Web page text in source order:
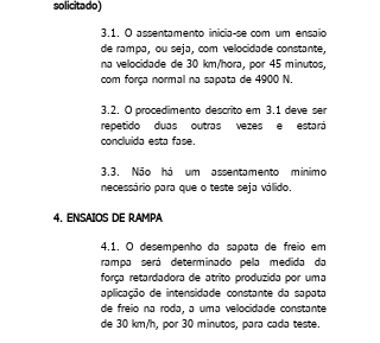
solicitado)
3.1. O assentamento inicia-se com um ensaio
de rampa, ou seja, com velocidade constante,
na velocidade de 30 km/hora, por 45 minutos,
com força normal na sapata de 4900 N.
3.2. O procedimento descrito em 3.1 deve ser
repetido duas outras vezes e estará
concluída esta fase.
3.3. Não há um assentamento mínimo
necessário para que o teste seja válido.
4. ENSAIOS DE RAMPA
4.1. O desempenho da sapata de freio em
rampa será determinado pela medida da
força retardadora de atrito produzida por uma
aplicação de intensidade constante da sapata
de freio na roda, a uma velocidade constante
de 30 km/h, por 30 minutos, para cada teste.